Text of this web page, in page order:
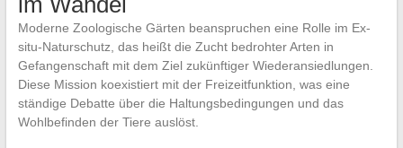
Moderne Zoologische Gärten beanspruchen eine Rolle im Ex-
situ-Naturschutz, das heißt die Zucht bedrohter Arten in
Gefangenschaft mit dem Ziel zukünftiger Wiederansiedlungen.
Diese Mission koexistiert mit der Freizeitfunktion, was eine
ständige Debatte über die Haltungsbedingungen und das
Wohlbefinden der Tiere auslöst.